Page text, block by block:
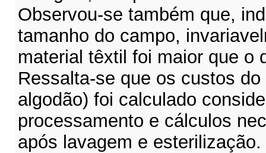
Observou-se também que,
tamanho do campo,
material têxtil foi maior que o
Ressalta-se que os custos
algodão) foi calculado
processamento e cálculos
após lavagem e esterilização.